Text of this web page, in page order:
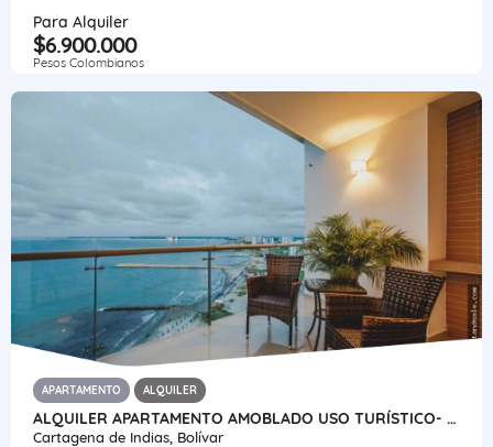
Para Alquiler
$6.900.000
Pesos Colombianos
APARTAMENTO ALQUILER
ALQUILER APARTAMENTO AMOBLADO USO TURÍSTICO- MARBELLA-CARTAGENA-COL
Cartagena de Indias, Bolívar